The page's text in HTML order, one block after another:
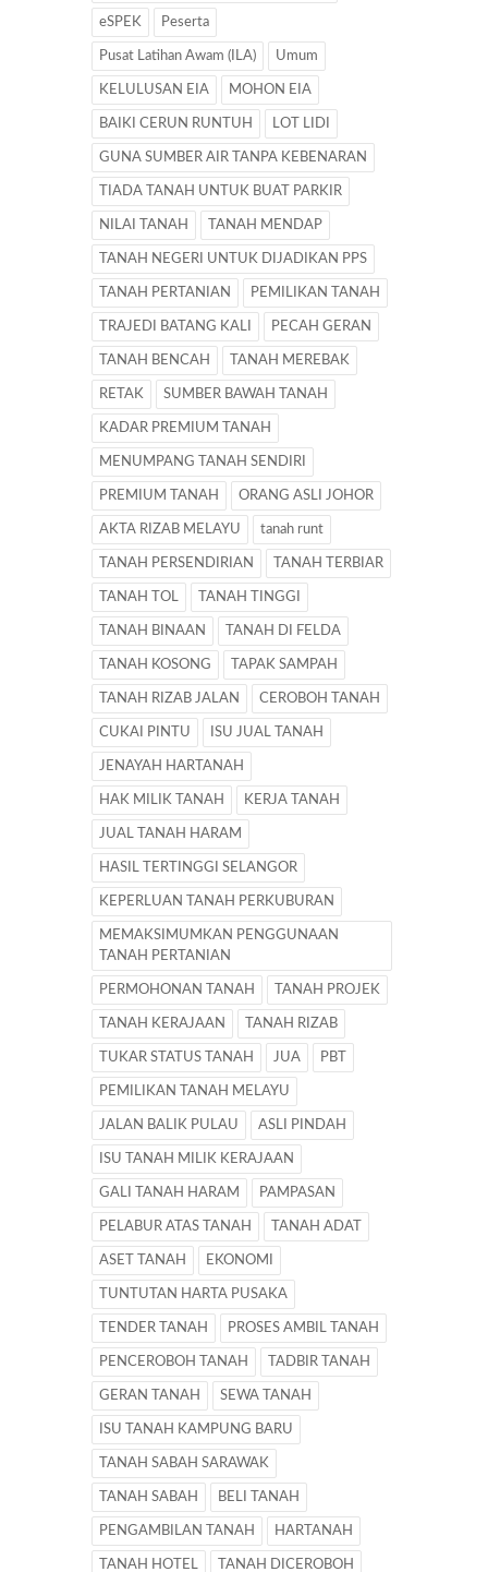
eSPEK Peserta
Pusat Latihan Awam (ILA) Umum
KELULUSAN EIA MOHON EIA
BAIKI CERUN RUNTUH LOT LIDI
GUNA SUMBER AIR TANPA KEBENARAN
TIADA TANAH UNTUK BUAT PARKIR
NILAI TANAH TANAH MENDAP
TANAH NEGERI UNTUK DIJADIKAN PPS
TANAH PERTANIAN PEMILIKAN TANAH
TRAJEDI BATANG KALI PECAH GERAN
TANAH BENCAH TANAH MEREBAK
RETAK SUMBER BAWAH TANAH
KADAR PREMIUM TANAH
MENUMPANG TANAH SENDIRI
PREMIUM TANAH ORANG ASLI JOHOR
AKTA RIZAB MELAYU tanah runt
TANAH PERSENDIRIAN TANAH TERBIAR
TANAH TOL TANAH TINGGI
TANAH BINAAN TANAH DI FELDA
TANAH KOSONG TAPAK SAMPAH
TANAH RIZAB JALAN CEROBOH TANAH
CUKAI PINTU ISU JUAL TANAH
JENAYAH HARTANAH
HAK MILIK TANAH KERJA TANAH
JUAL TANAH HARAM
HASIL TERTINGGI SELANGOR
KEPERLUAN TANAH PERKUBURAN
MEMAKSIMUMKAN PENGGUNAAN
TANAH PERTANIAN
PERMOHONAN TANAH TANAH PROJEK
TANAH KERAJAAN TANAH RIZAB
TUKAR STATUS TANAH JUA PBT
PEMILIKAN TANAH MELAYU
JALAN BALIK PULAU ASLI PINDAH
ISU TANAH MILIK KERAJAAN
GALI TANAH HARAM PAMPASAN
PELABUR ATAS TANAH TANAH ADAT
ASET TANAH EKONOMI
TUNTUTAN HARTA PUSAKA
TENDER TANAH PROSES AMBIL TANAH
PENCEROBOH TANAH TADBIR TANAH
GERAN TANAH SEWA TANAH
ISU TANAH KAMPUNG BARU
TANAH SABAH SARAWAK
TANAH SABAH BELI TANAH
PENGAMBILAN TANAH HARTANAH
TANAH HOTEL TANAH DICEROBOH